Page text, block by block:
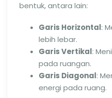
bentuk, antara lain:
Garis Horizontal:
lebih lebar.
Garis Vertikal:
pada ruangan.
Garis Diagonal:
energi pada ruang.